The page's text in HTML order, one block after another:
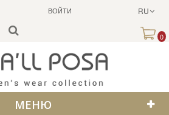
ВОЙТИ RU
0
МЕНЮ